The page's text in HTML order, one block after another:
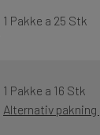
1 Pakke a 25 Stk
1 Pakke a 16 Stk
Alternativ pakning